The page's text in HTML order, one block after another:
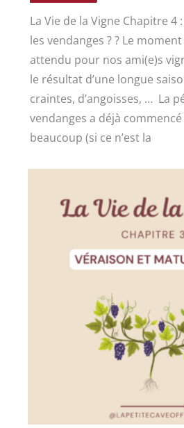
La Vie de la Vigne Chapitre 4
les vendanges ? ? Le
attendu pour nos ami(e)s
le résultat d’une longue
craintes, d’angoisses, … La
vendanges a déjà
beaucoup (si ce n’est la